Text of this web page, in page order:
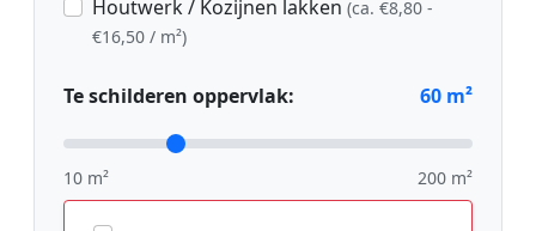
Houtwerk / Kozijnen lakken (ca. €8,80 -
€16,50 / m²)
Te schilderen oppervlak: 60 m²
10 m² 200 m²